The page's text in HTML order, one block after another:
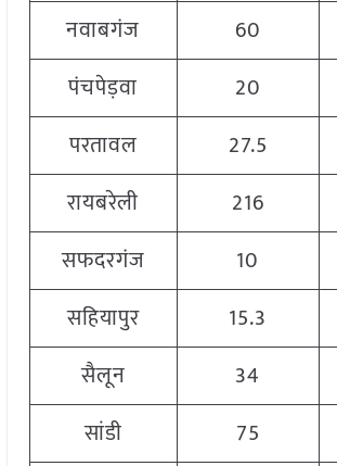
नवाबगंज
60
पंचपेड़वा
20
परतावल
27.5
रायबरेली
216
सफदरगंज
10
सहियापुर
15.3
सैलून
34
सांडी
75